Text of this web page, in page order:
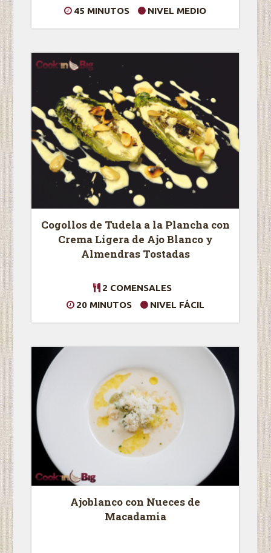
45 MINUTOS NIVEL MEDIO
Cogollos de Tudela a la Plancha con
Crema Ligera de Ajo Blanco y
Almendras Tostadas
2 COMENSALES
20 MINUTOS
NIVEL FÁCIL
Ajoblanco con Nueces de
Macadamia